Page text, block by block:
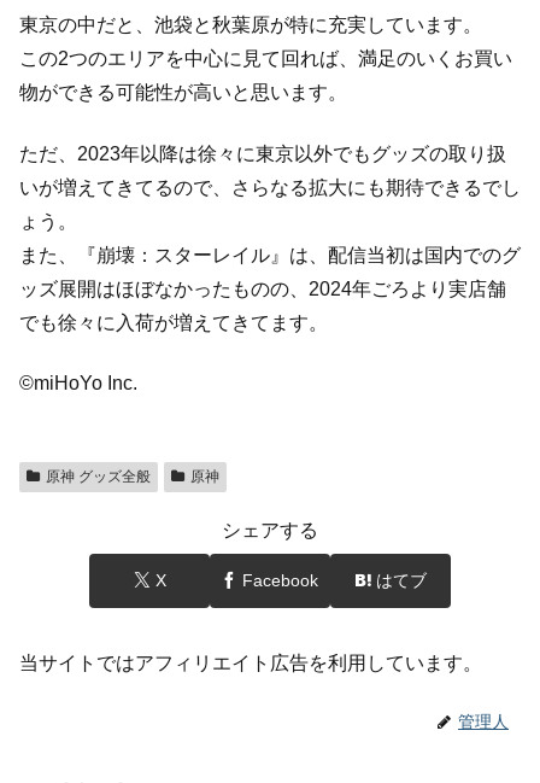
東京の中だと、池袋と秋葉原が特に充実しています。
この2つのエリアを中心に見て回れば、満足のいくお買い
物ができる可能性が高いと思います。
ただ、2023年以降は徐々に東京以外でもグッズの取り扱
いが増えてきてるので、さらなる拡大にも期待できるでし
ょう。
また、『崩壊：スターレイル』は、配信当初は国内でのグ
ッズ展開はほぼなかったものの、2024年ごろより実店舗
でも徐々に入荷が増えてきてます。
©miHoYo Inc.
原神 グッズ全般 原神
シェアする
X Facebook はてブ
当サイトではアフィリエイト広告を利用しています。
管理人